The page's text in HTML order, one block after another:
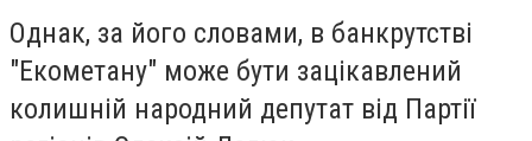
Однак, за його словами, в банкрутстві
"Екометану" може бути зацікавлений
колишній народний депутат від Партії